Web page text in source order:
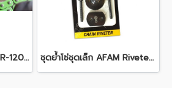
AFAM Chain A520XRR-120L ARS ชุดย้ำโซ่ชุดเล็ก AFAM Riveter Easy Riv 5